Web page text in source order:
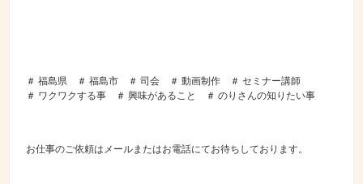
＃ 福島県 ＃ 福島市 ＃ 司会 ＃ 動画制作 ＃ セミナー講師
＃ ワクワクする事 ＃ 興味があること ＃ のりさんの知りたい事
お仕事のご依頼はメールまたはお電話にてお待ちしております。